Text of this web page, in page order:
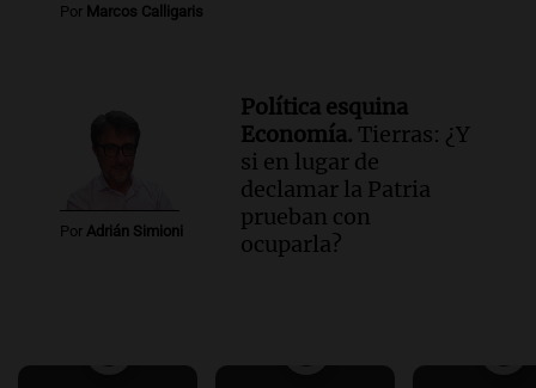
Por Marcos Calligaris
Por Adrián Simioni
Política esquina
Economía. Tierras: ¿Y
si en lugar de
declamar la Patria
prueban con
ocuparla?